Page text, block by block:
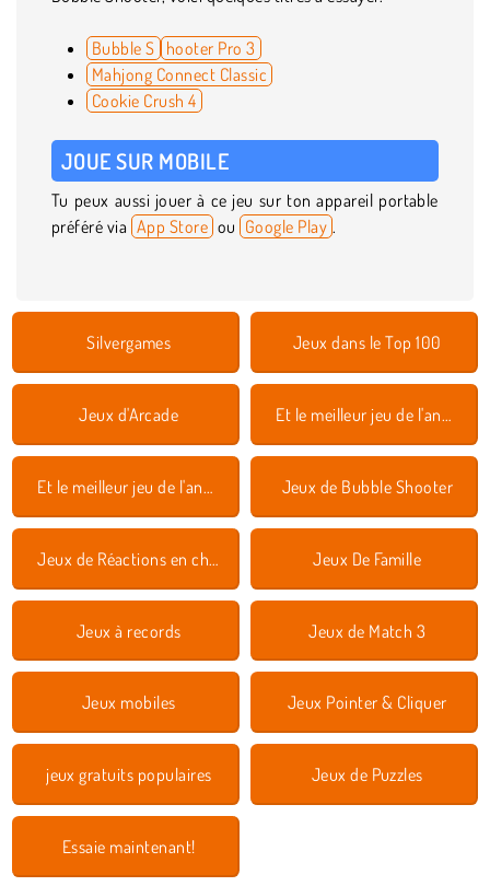
Bubble S hooter Pro 3
Mahjong Connect Classic
Cookie Crush 4
JOUE SUR MOBILE
Tu peux aussi jouer à ce jeu sur ton appareil portable
préféré via App Store ou Google Play .
Silvergames Jeux dans le Top 100
Jeux d'Arcade Et le meilleur jeu de l'année est 2016
Et le meilleur jeu de l'année est 2018 Jeux de Bubble Shooter
Jeux de Réactions en chaîne Jeux De Famille
Jeux à records Jeux de Match 3
Jeux mobiles Jeux Pointer & Cliquer
jeux gratuits populaires Jeux de Puzzles
Essaie maintenant!